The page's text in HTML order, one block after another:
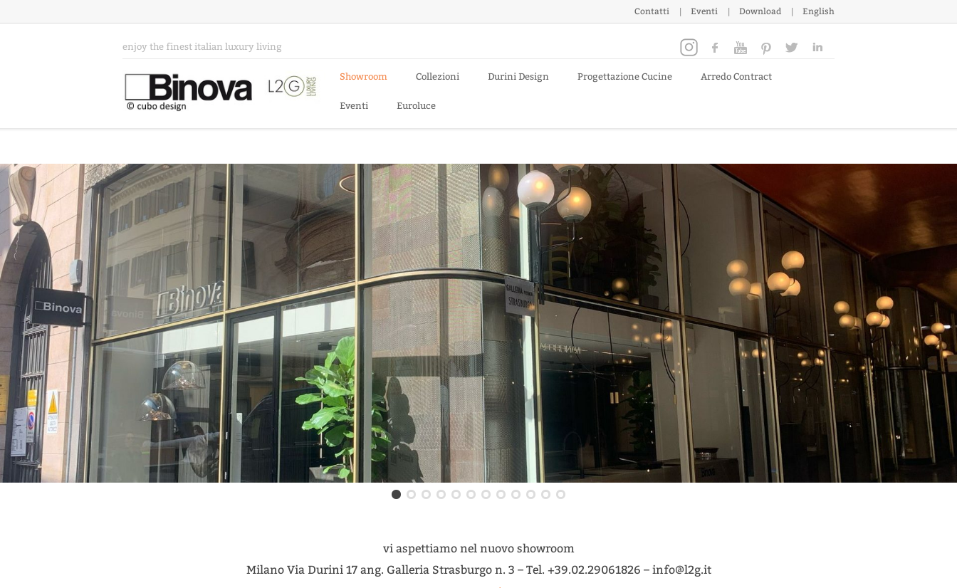
Contatti Eventi Download English
enjoy the finest italian luxury living
Showroom Collezioni Durini Design Progettazione Cucine Arredo Contract
Eventi Euroluce
vi aspettiamo nel nuovo showroom
Milano Via Durini 17 ang. Galleria Strasburgo n. 3 – Tel. +39.02.29061826 – info@l2g.it